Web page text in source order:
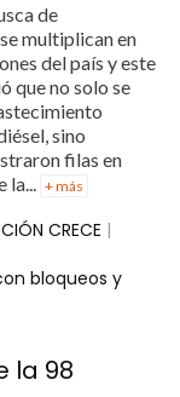
de
multiplican en
del país y este
que no solo se
sino
filas en
la... + más
CRECE |
bloqueos y
la 98